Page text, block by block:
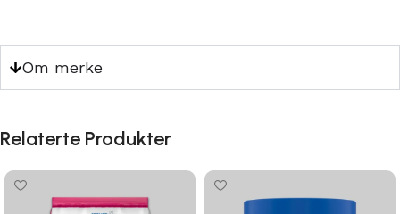
Om merke
Relaterte Produkter